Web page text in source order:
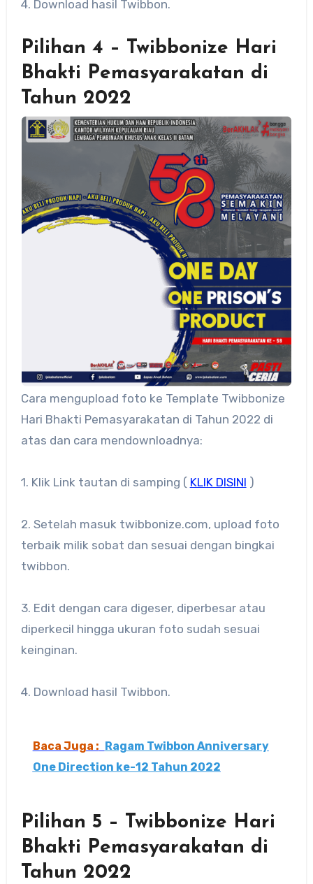
4. Download hasil Twibbon.
Pilihan 4 – Twibbonize Hari
Bhakti Pemasyarakatan di
Tahun 2022
Cara mengupload foto ke Template Twibbonize
Hari Bhakti Pemasyarakatan di Tahun 2022 di
atas dan cara mendownloadnya:
1. Klik Link tautan di samping ( KLIK DISINI )
2. Setelah masuk twibbonize.com, upload foto
terbaik milik sobat dan sesuai dengan bingkai
twibbon.
3. Edit dengan cara digeser, diperbesar atau
diperkecil hingga ukuran foto sudah sesuai
keinginan.
4. Download hasil Twibbon.
Baca Juga : Ragam Twibbon Anniversary
One Direction ke-12 Tahun 2022
Pilihan 5 – Twibbonize Hari
Bhakti Pemasyarakatan di
Tahun 2022